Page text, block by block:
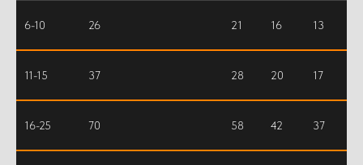
6-10 26 21 16 13
11-15 37 28 20 17
16-25 70 58 42 37